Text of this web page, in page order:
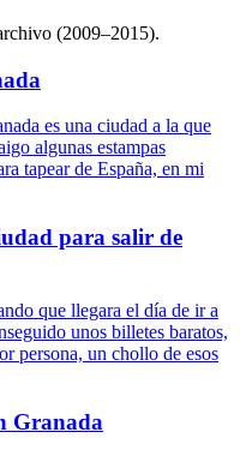
(2009–2015).
es una ciudad a la que
algunas estampas
tapear de España, en mi
para salir de
que llegara el día de ir a
unos billetes baratos,
persona, un chollo de esos
Granada